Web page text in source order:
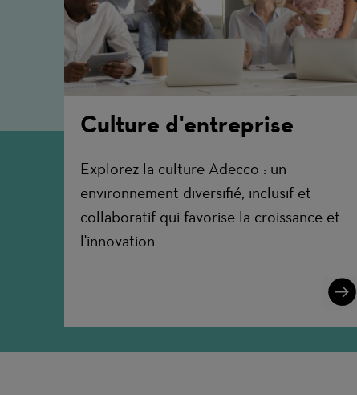
Culture d'entreprise
Explorez la culture Adecco : un
environnement diversifié, inclusif et
collaboratif qui favorise la croissance et
l'innovation.
Learn
More